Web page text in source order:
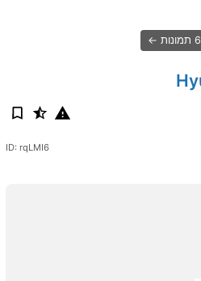
6 תמונות
ID: rqLMI6